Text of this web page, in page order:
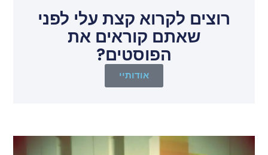
רוצים לקרוא קצת עלי לפני
שאתם קוראים את
הפוסטים?
אודותיי